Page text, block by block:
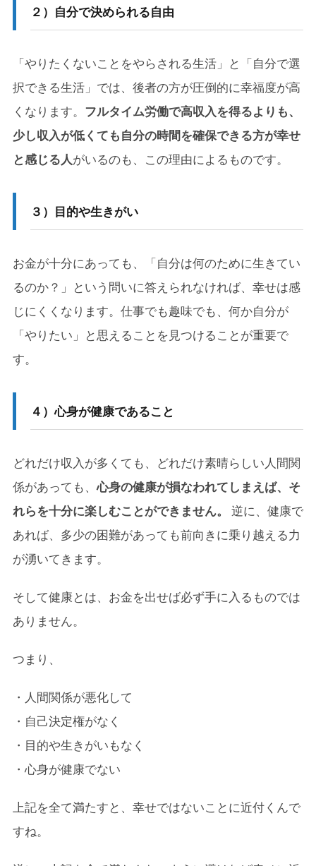
２） 自分で決められる自由
「やりたくないことをやらされる生活」と「自分で選
択できる生活」では、後者の方が圧倒的に幸福度が高
くなります。 フルタイム労働で高収入を得るよりも、
少し収入が低くても自分の時間を確保できる方が幸せ
と感じる人がいるのも、この理由によるものです。
３） 目的や生きがい
お金が十分にあっても、「自分は何のために生きてい
るのか？」という問いに答えられなければ、幸せは感
じにくくなります。仕事でも趣味でも、何か自分が
「やりたい」と思えることを見つけることが重要で
す。
４）心身が健康であること
どれだけ収入が多くても、どれだけ素晴らしい人間関
係があっても、心身の健康が損なわれてしまえば、そ
れらを十分に楽しむことができません。
逆に、健康で
あれば、多少の困難があっても前向きに乗り越える力
が湧いてきます。
そして健康とは、お金を出せば必ず手に入るものでは
ありません。
つまり、
・人間関係が悪化して
・自己決定権がなく
・目的や生きがいもなく
・心身が健康でない
上記を全て満たすと、幸せではないことに近付くんで
すね。